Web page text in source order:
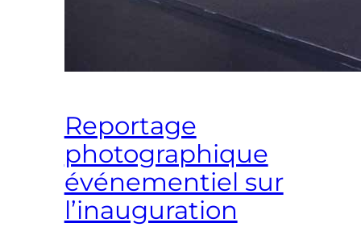
Reportage
photographique
événementiel sur
l’inauguration